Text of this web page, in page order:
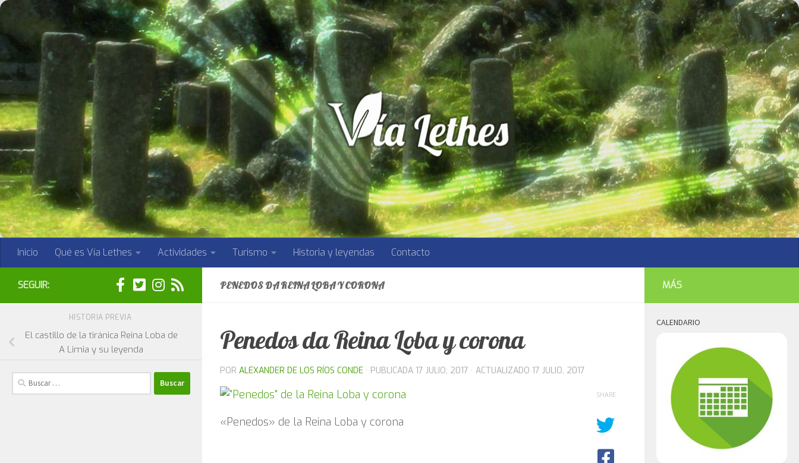
Saltar al contenido
Inicio Qué es Vía Lethes Actividades Turismo Historia y leyendas Contacto
PENEDOS DA REINA LOBA Y CORONA
Penedos da Reina Loba y corona
POR ALEXANDER DE LOS RÍOS CONDE · PUBLICADA 17 JULIO, 2017 · ACTUALIZADO 17 JULIO, 2017
«Penedos» de la Reina Loba y corona
SHARE
SEGUIR:
HISTORIA PREVIA
El castillo de la tiránica Reina Loba de
A Limia y su leyenda
Buscar:
MÁS
CALENDARIO